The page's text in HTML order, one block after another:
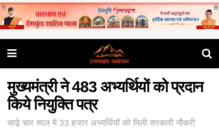
मुख्यमंत्री ने 483 अभ्यर्थियों को प्रदान
किये नियुक्ति पत्र
साढ़े चार साल में 33 हजार अभ्यर्थियों को मिली सरकारी नौकरी